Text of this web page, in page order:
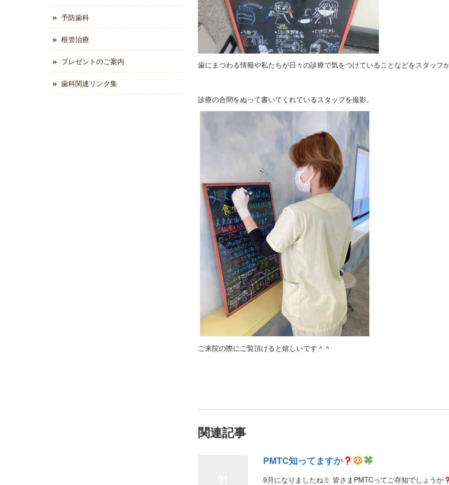
歯にまつわる情報や私たちが日々の診療で気をつけていることなどをスタッフ
診療の合間をぬって書いてくれているスタッフを撮影。
ご来院の際にご覧頂けると嬉しいです＾＾
関連記事
PMTC知ってますか
9月になりましたね 皆さまPMTCってご存知でしょうか
予防歯科
根管治療
プレゼントのご案内
歯科関連リンク集